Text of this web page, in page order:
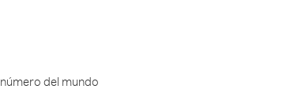
del mundo